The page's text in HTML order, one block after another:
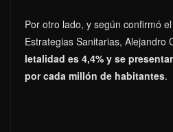
Por otro lado, y según confirmó
Estrategias Sanitarias, Alejandro
letalidad es 4,4% y se
por cada millón de habitantes.